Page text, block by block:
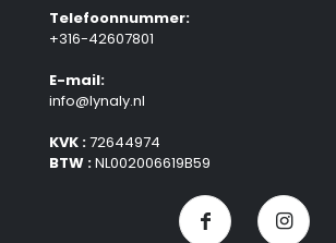
Telefoonnummer:
+316-42607801
E-mail:
info@lynaly.nl
KVK :72644974
BTW :NL002006619B59